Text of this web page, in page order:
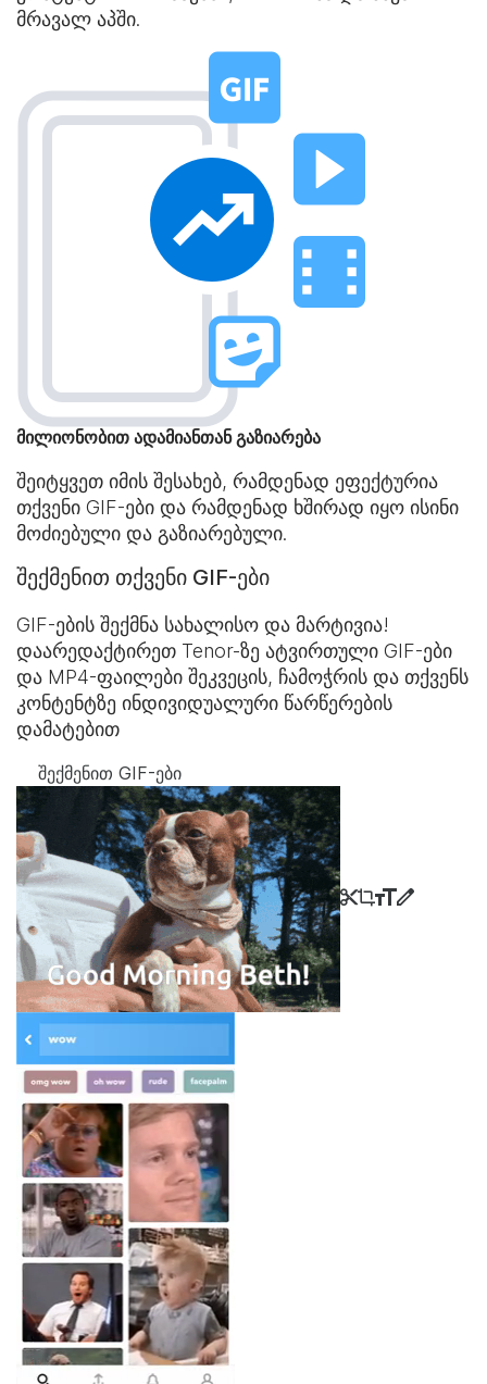
მრავალ აპში.
მილიონობით ადამიანთან გაზიარება
შეიტყვეთ იმის შესახებ, რამდენად ეფექტურია
თქვენი GIF-ები და რამდენად ხშირად იყო ისინი
მოძიებული და გაზიარებული.
შექმენით თქვენი GIF-ები
GIF-ების შექმნა სახალისო და მარტივია!
დაარედაქტირეთ Tenor-ზე ატვირთული GIF-ები
და MP4-ფაილები შეკვეცის, ჩამოჭრის და თქვენს
კონტენტზე ინდივიდუალური წარწერების
დამატებით
შექმენით GIF-ები